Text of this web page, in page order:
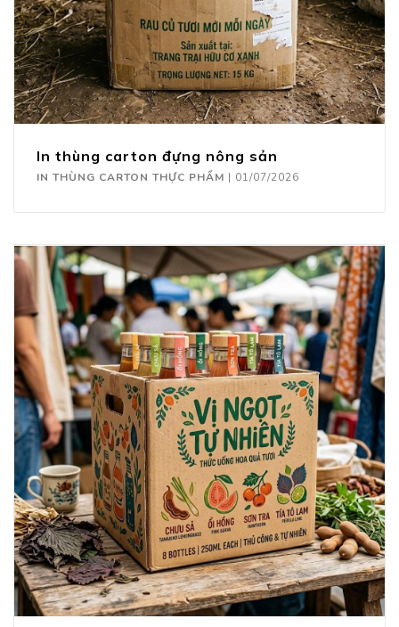
In thùng carton đựng nông sản
IN THÙNG CARTON THỰC PHẨM | 01/07/2026